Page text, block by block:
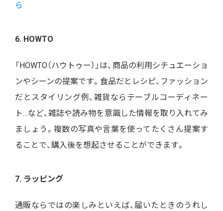
ら
6. HOWTO
「HOWTO（ハウトゥー）」は、商品の利用シチュエーショ
ンやシーンの提案です。食品だとレシピ、ファッション
だとスタイリング例、雑貨ならテーブルコーディネー
ト…など、雑誌や読み物を意識した情報を取り入れてみ
ましょう。複数の写真や言葉を使ってたくさん提案す
ることで、購入後を想起させることができます。
7. ラッピング
通販ならではの楽しみといえば、届いたときのうれし